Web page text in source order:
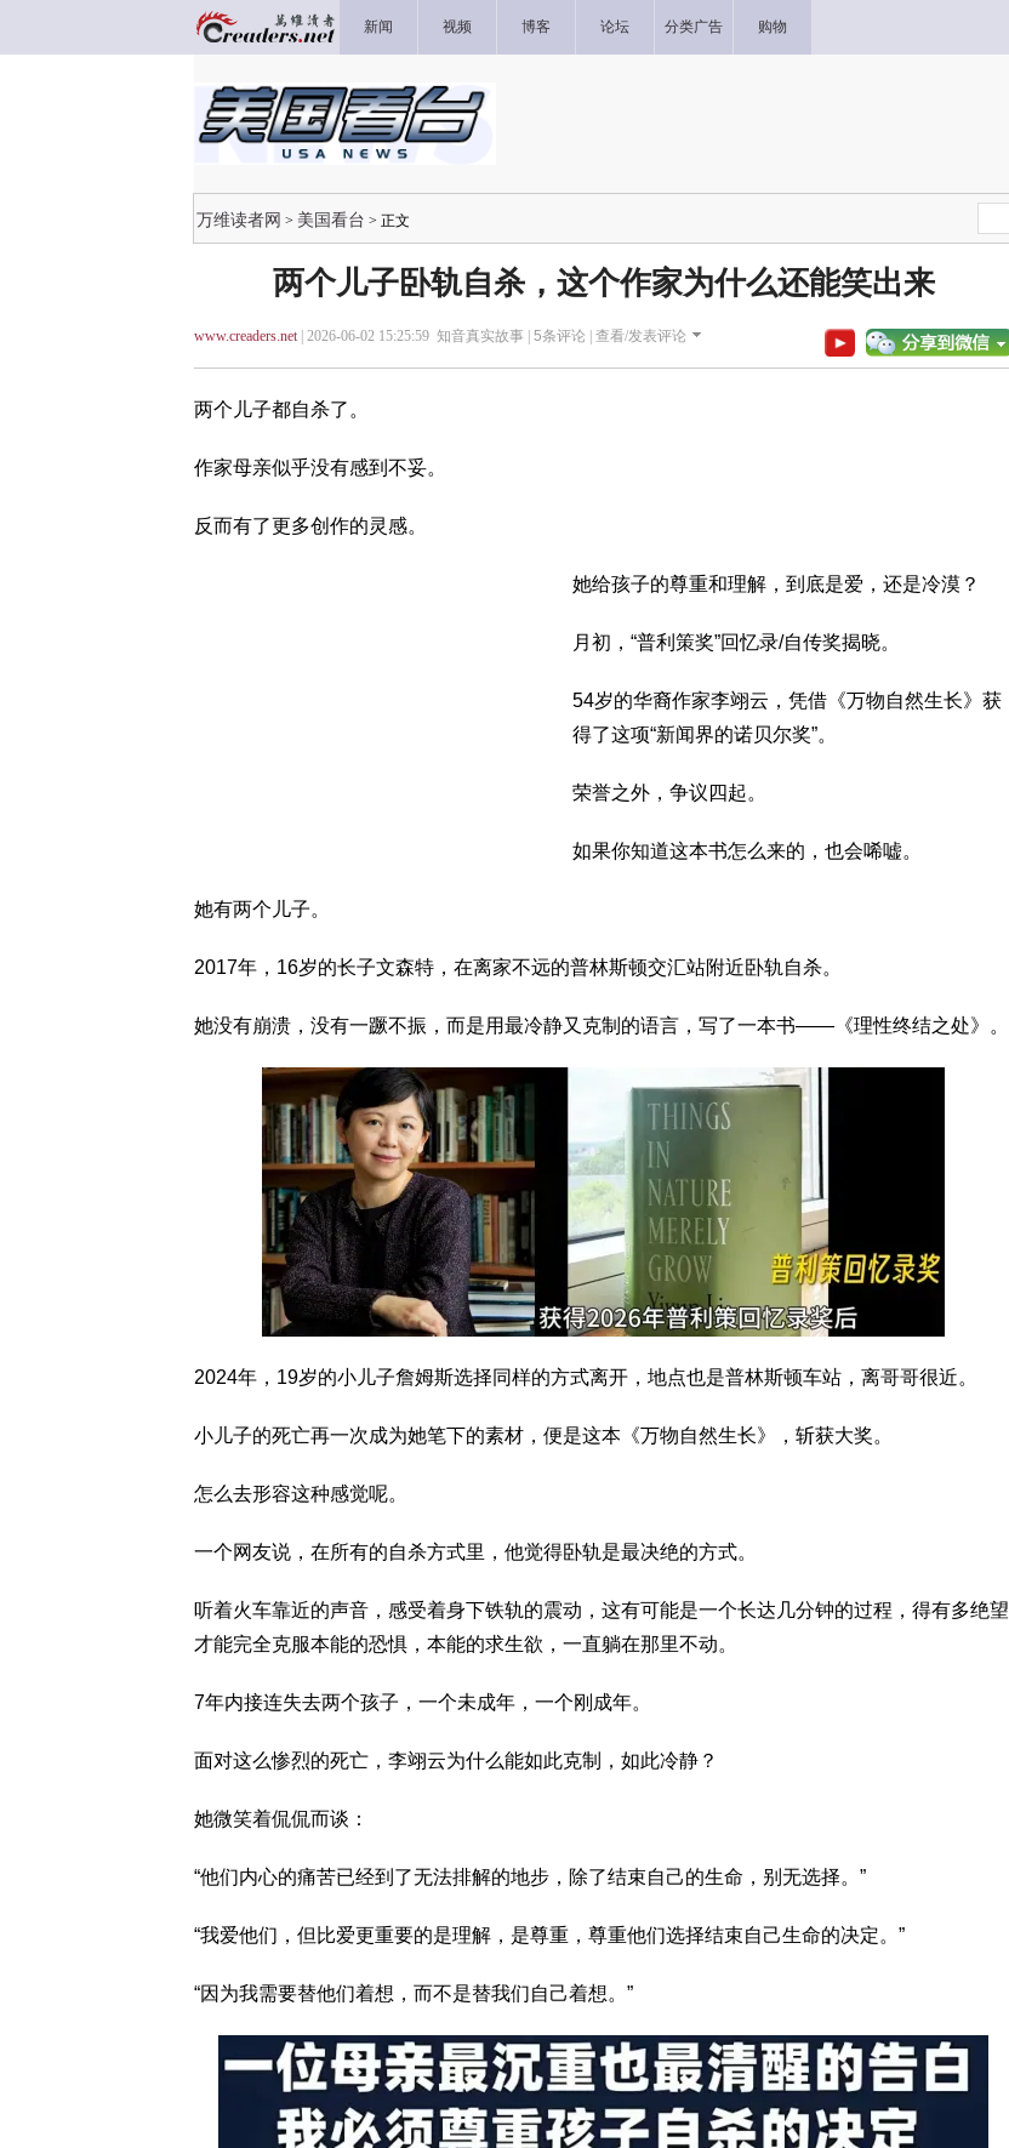
新闻 视频 博客 论坛 分类广告 购物
万维读者网 > 美国看台 > 正文
两个儿子卧轨自杀，这个作家为什么还能笑出来
www.creaders.net| 2026-06-02 15:25:59 知音真实故事 | 5条评论 | 查看/发表评论
两个儿子都自杀了。
作家母亲似乎没有感到不妥。
反而有了更多创作的灵感。
她给孩子的尊重和理解，到底是爱，还是冷漠？
月初，“普利策奖”回忆录/自传奖揭晓。
54岁的华裔作家李翊云，凭借《万物自然生长》获
得了这项“新闻界的诺贝尔奖”。
荣誉之外，争议四起。
如果你知道这本书怎么来的，也会唏嘘。
她有两个儿子。
2017年，16岁的长子文森特，在离家不远的普林斯顿交汇站附近卧轨自杀。
她没有崩溃，没有一蹶不振，而是用最冷静又克制的语言，写了一本书——《理性终结之处》。
2024年，19岁的小儿子詹姆斯选择同样的方式离开，地点也是普林斯顿车站，离哥哥很近。
小儿子的死亡再一次成为她笔下的素材，便是这本《万物自然生长》，斩获大奖。
怎么去形容这种感觉呢。
一个网友说，在所有的自杀方式里，他觉得卧轨是最决绝的方式。
听着火车靠近的声音，感受着身下铁轨的震动，这有可能是一个长达几分钟的过程，得有多绝望
才能完全克服本能的恐惧，本能的求生欲，一直躺在那里不动。
7年内接连失去两个孩子，一个未成年，一个刚成年。
面对这么惨烈的死亡，李翊云为什么能如此克制，如此冷静？
她微笑着侃侃而谈：
“他们内心的痛苦已经到了无法排解的地步，除了结束自己的生命，别无选择。”
“我爱他们，但比爱更重要的是理解，是尊重，尊重他们选择结束自己生命的决定。”
“因为我需要替他们着想，而不是替我们自己着想。”